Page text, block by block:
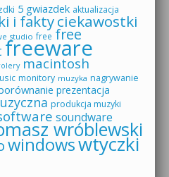
5 gwiazdek aktualizacja
i faktyciekawostki
studio free free
freeware
macintosh
monitory muzyka nagrywanie
prezentacja
produkcja muzyki
soundware
wróblewski
windowswtyczki